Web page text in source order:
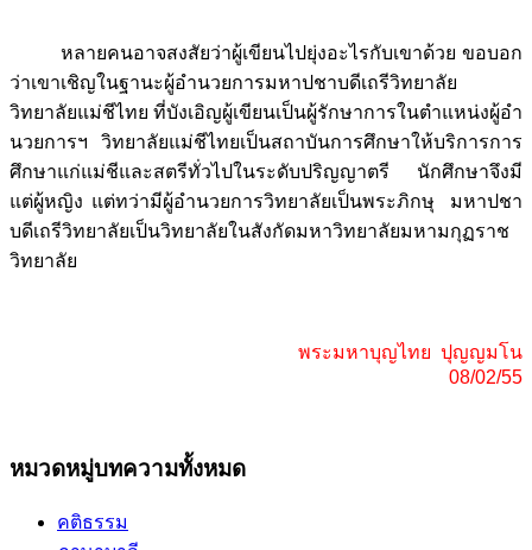
หลายคนอาจสงสัยว่าผู้เขียนไปยุ่งอะไรกับเขาด้วย ขอบอก
ว่าเขาเชิญในฐานะผู้อำนวยการมหาปชาบดีเถรีวิทยาลัย
วิทยาลัยแม่ชีไทย ที่บังเอิญผู้เขียนเป็นผู้รักษาการในตำแหน่งผู้อำ
นวยการฯ วิทยาลัยแม่ชีไทยเป็นสถาบันการศึกษาให้บริการการ
ศึกษาแก่แม่ชีและสตรีทั่วไปในระดับปริญญาตรี นักศึกษาจึงมี
แต่ผู้หญิง แต่ทว่ามีผู้อำนวยการวิทยาลัยเป็นพระภิกษุ มหาปชา
บดีเถรีวิทยาลัยเป็นวิทยาลัยในสังกัดมหาวิทยาลัยมหามกุฏราช
วิทยาลัย
พระมหาบุญไทย ปุญญมโน
08/02/55
หมวดหมู่บทความทั้งหมด
คติธรรม